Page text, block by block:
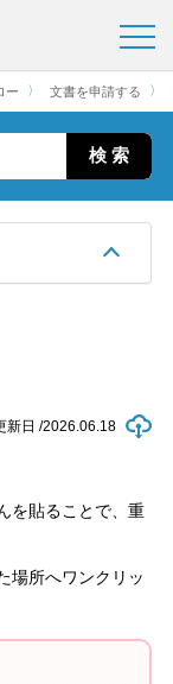
ー 〉 文書を申請する 〉
新日 /2026.06.18
を貼ることで、重
場所へワンクリッ